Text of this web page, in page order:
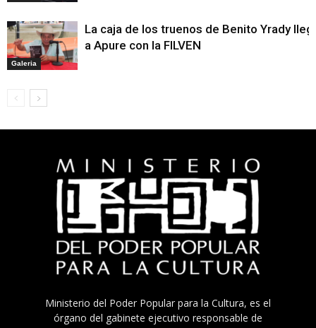
Galeria
La caja de los truenos de Benito Yrady
a Apure con la FILVEN
Ministerio del Poder Popular para la Cultura, es el
órgano del gabinete ejecutivo responsable de